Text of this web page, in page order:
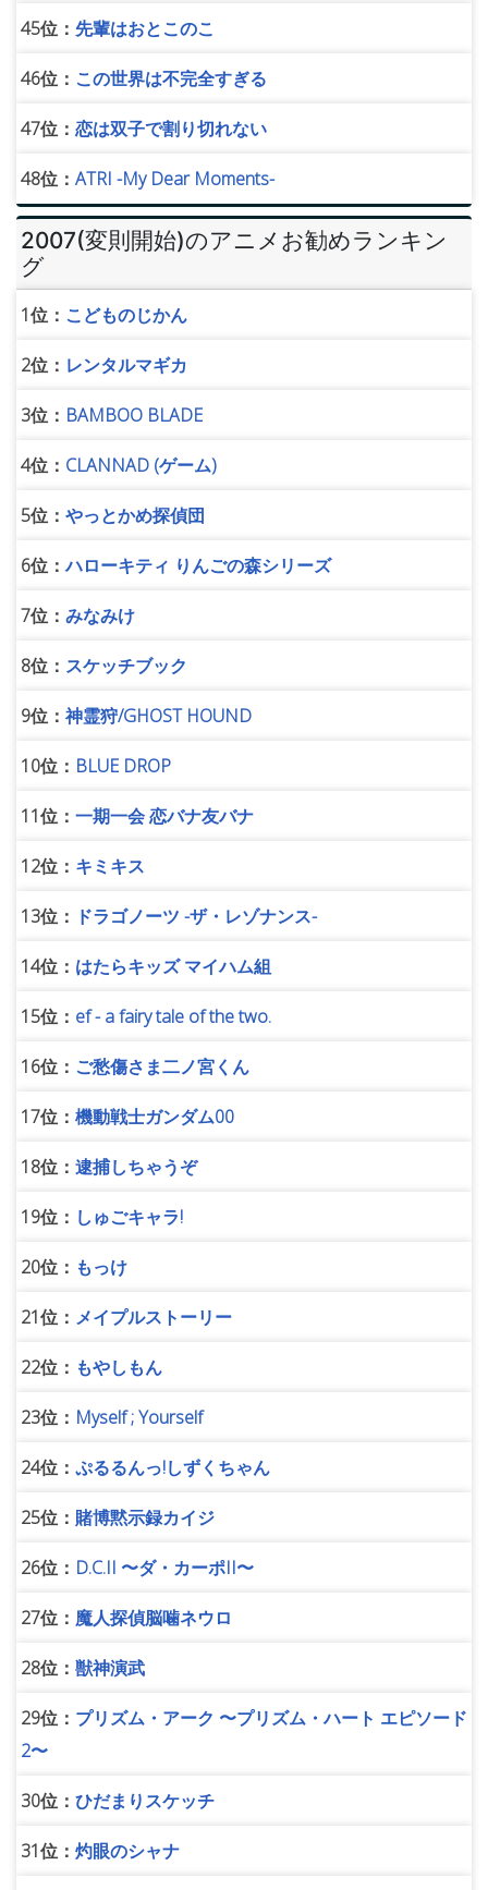
45位： 先輩はおとこのこ
46位： この世界は不完全すぎる
47位： 恋は双子で割り切れない
48位： ATRI -My Dear Moments-
2007(変則開始)のアニメお勧めランキン
グ
1位： こどものじかん
2位： レンタルマギカ
3位： BAMBOO BLADE
4位： CLANNAD (ゲーム)
5位： やっとかめ探偵団
6位：ハローキティ りんごの森シリーズ
7位： みなみけ
8位： スケッチブック
9位： 神霊狩/GHOST HOUND
10位： BLUE DROP
11位： 一期一会 恋バナ友バナ
12位： キミキス
13位： ドラゴノーツ -ザ・レゾナンス-
14位： はたらキッズ マイハム組
15位： ef - a fairy tale of the two.
16位： ご愁傷さま二ノ宮くん
17位： 機動戦士ガンダム00
18位： 逮捕しちゃうぞ
19位： しゅごキャラ!
20位： もっけ
21位： メイプルストーリー
22位： もやしもん
23位： Myself ; Yourself
24位： ぷるるんっ!しずくちゃん
25位： 賭博黙示録カイジ
26位： D.C.II 〜ダ・カーポII〜
27位： 魔人探偵脳噛ネウロ
28位： 獣神演武
29位： プリズム・アーク 〜プリズム・ハート エピソード
2〜
30位： ひだまりスケッチ
31位： 灼眼のシャナ